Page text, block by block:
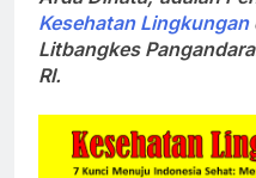
Kesehatan Lingkungan
Litbangkes
RI.